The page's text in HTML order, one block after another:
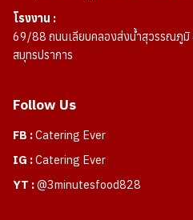
โรงงาน :
69/88 ถนนเลียบคลองส่งน้ำสุวรรณภูมิ
สมุทรปราการ
Follow Us
FB :Catering Ever
IG :Catering Ever
YT :@3minutesfood828